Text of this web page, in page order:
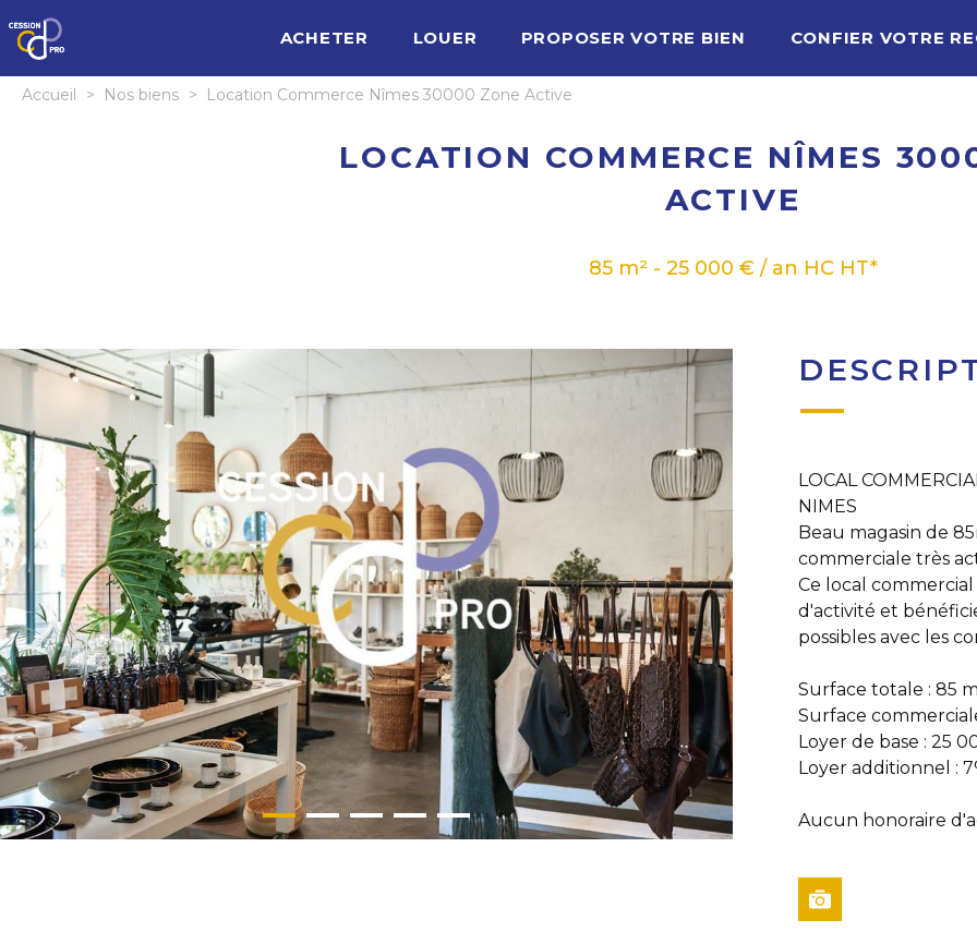
ACHETER LOUER PROPOSER VOTRE BIEN CONFIER VOTRE
Accueil > Nos biens > Location Commerce Nîmes 30000 Zone Active
LOCATION COMMERCE NÎMES
ACTIVE
85 m² - 25 000 € / an HC HT*
LOCAL
NIMES
Beau magasin de
commerciale très
Ce local
d'activité et
possibles avec les
Surface totale : 85
Surface
Loyer de base : 25
Loyer additionnel :
Aucun honoraire